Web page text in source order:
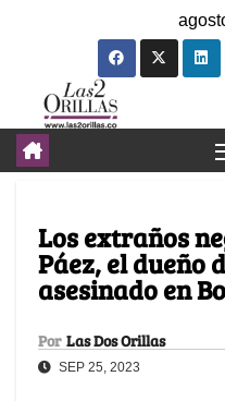
Los extraños
Páez, el dueño
asesinado en
Por Las Dos Orillas
SEP 25, 2023